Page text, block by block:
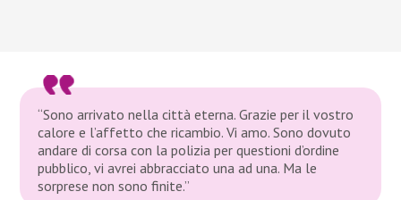
“Sono arrivato nella città eterna. Grazie per il vostro
calore e l’affetto che ricambio. Vi amo. Sono dovuto
andare di corsa con la polizia per questioni d’ordine
pubblico, vi avrei abbracciato una ad una. Ma le
sorprese non sono finite.”